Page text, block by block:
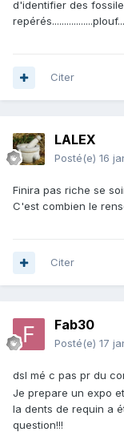
d'identifier des
Citer
LALEX
Posté(e) 16
Finira pas riche se
C'est combien le
Citer
Fab30
Posté(e) 17
dsl mé c pas pr du
Je prepare un expo
la dents de requin a
question!!!